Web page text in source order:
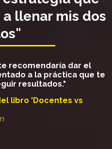
llenar mis dos
recomendaría dar el
a la práctica que te
resultados."
libro 'Docentes vs